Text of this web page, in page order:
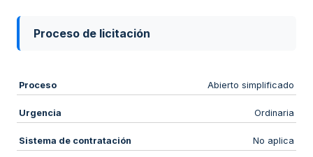
Proceso de licitación
Proceso Abierto simplificado
Urgencia Ordinaria
Sistema de contratación No aplica